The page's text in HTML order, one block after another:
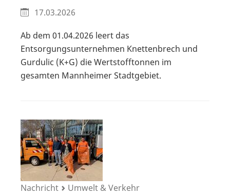
17.03.2026
Ab dem 01.04.2026 leert das
Entsorgungsunternehmen Knettenbrech und
Gurdulic (K+G) die Wertstofftonnen im
gesamten Mannheimer Stadtgebiet.
Nachricht Umwelt & Verkehr